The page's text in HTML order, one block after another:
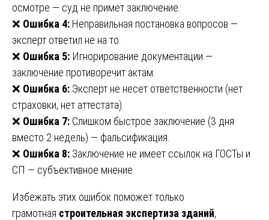
осмотре — суд не примет заключение.
❌ Ошибка 4: Неправильная постановка вопросов —
эксперт ответил не на то.
❌ Ошибка 5: Игнорирование документации —
заключение противоречит актам.
❌ Ошибка 6: Эксперт не несет ответственности (нет
страховки, нет аттестата).
❌ Ошибка 7: Слишком быстрое заключение (3 дня
вместо 2 недель) — фальсификация.
❌ Ошибка 8: Заключение не имеет ссылок на ГОСТы и
СП — субъективное мнение.
Избежать этих ошибок поможет только
грамотная строительная экспертиза зданий,